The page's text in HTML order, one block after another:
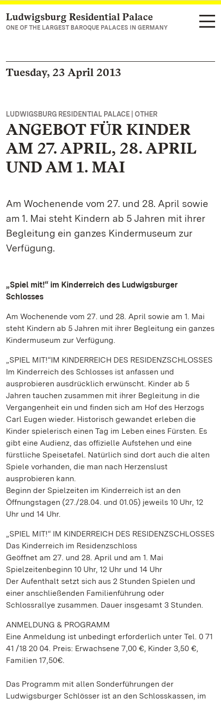
Navigate to main page
Ludwigsburg Residential Palace
ONE OF THE LARGEST BAROQUE PALACES IN GERMANY
Tuesday, 23 April 2013
LUDWIGSBURG RESIDENTIAL PALACE | OTHER
ANGEBOT FÜR KINDER
AM 27. APRIL, 28. APRIL
UND AM 1. MAI
Am Wochenende vom 27. und 28. April sowie
am 1. Mai steht Kindern ab 5 Jahren mit ihrer
Begleitung ein ganzes Kindermuseum zur
Verfügung.
„Spiel mit!“ im Kinderreich des Ludwigsburger
Schlosses
Am Wochenende vom 27. und 28. April sowie am 1. Mai
steht Kindern ab 5 Jahren mit ihrer Begleitung ein ganzes
Kindermuseum zur Verfügung.
„SPIEL MIT!“IM KINDERREICH DES RESIDENZSCHLOSSES
Im Kinderreich des Schlosses ist anfassen und
ausprobieren ausdrücklich erwünscht. Kinder ab 5
Jahren tauchen zusammen mit ihrer Begleitung in die
Vergangenheit ein und finden sich am Hof des Herzogs
Carl Eugen wieder. Historisch gewandet erleben die
Kinder spielerisch einen Tag im Leben eines Fürsten. Es
gibt eine Audienz, das offizielle Aufstehen und eine
fürstliche Speisetafel. Natürlich sind dort auch die alten
Spiele vorhanden, die man nach Herzenslust
ausprobieren kann.
Beginn der Spielzeiten im Kinderreich ist an den
Öffnungstagen (27./28.04. und 01.05) jeweils 10 Uhr, 12
Uhr und 14 Uhr.
„SPIEL MIT!“ IM KINDERREICH DES RESIDENZSCHLOSSES
Das Kinderreich im Residenzschloss
Geöffnet am 27. und 28. April und am 1. Mai
Spielzeitenbeginn 10 Uhr, 12 Uhr und 14 Uhr
Der Aufenthalt setzt sich aus 2 Stunden Spielen und
einer anschließenden Familienführung oder
Schlossrallye zusammen. Dauer insgesamt 3 Stunden.
ANMELDUNG & PROGRAMM
Eine Anmeldung ist unbedingt erforderlich unter Tel. 0 71
41 /18 20 04. Preis: Erwachsene 7,00 €, Kinder 3,50 €,
Familien 17,50€.
Das Programm mit allen Sonderführungen der
Ludwigsburger Schlösser ist an den Schlosskassen, im